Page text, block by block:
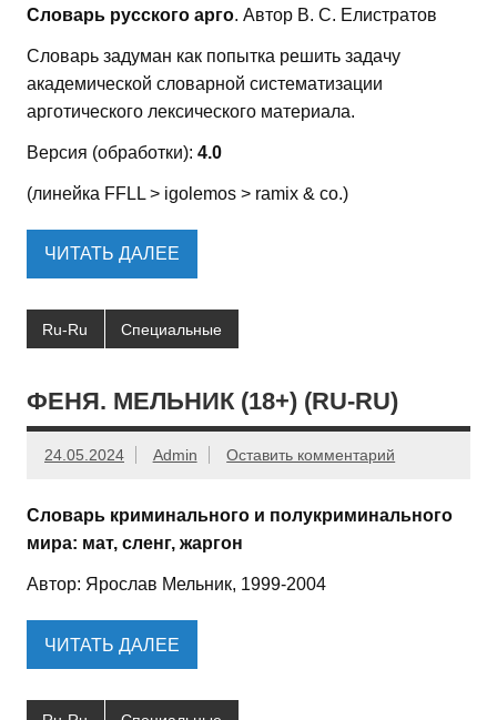
Словарь русского арго. Автор В. С. Елистратов
Словарь задуман как попытка решить задачу
академической словарной систематизации
арготического лексического материала.
Версия (обработки): 4.0
(линейка FFLL > igolemos > ramix & co.)
ЧИТАТЬ ДАЛЕЕ
Ru-Ru Специальные
ФЕНЯ. МЕЛЬНИК (18+) (RU-RU)
24.05.2024 Admin Оставить комментарий
Словарь криминального и полукриминального
мира: мат, сленг, жаргон
Автор: Ярослав Мельник, 1999-2004
ЧИТАТЬ ДАЛЕЕ